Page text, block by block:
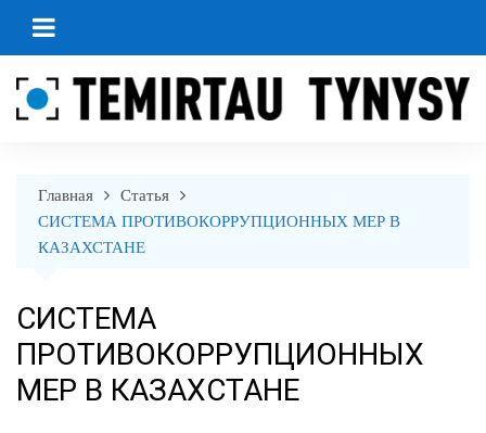
перейти
Главная
Статья
СИСТЕМА ПРОТИВОКОРРУПЦИОННЫХ МЕР В
КАЗАХСТАНЕ
СИСТЕМА
ПРОТИВОКОРРУПЦИОННЫХ
МЕР В КАЗАХСТАНЕ